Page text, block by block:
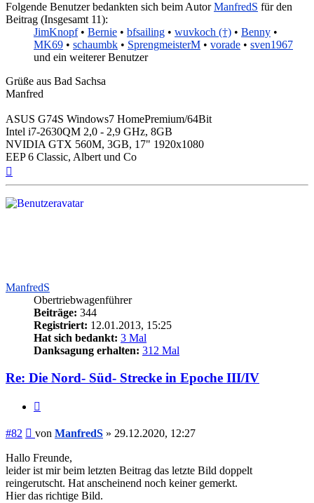
Folgende Benutzer bedankten sich beim AutorManfredS für den
Beitrag (Insgesamt 11):
JimKnopf• Bernie • bfsailing • wuvkoch (†) • Benny •
MK69 • schaumbk • SprengmeisterM • vorade • sven1967
und ein weiterer Benutzer
Grüße aus Bad Sachsa
Manfred
ASUS G74S Windows7 HomePremium/64Bit
Intel i7-2630QM 2,0 - 2,9 GHz, 8GB
NVIDIA GTX 560M, 3GB, 17" 1920x1080
EEP 6 Classic, Albert und Co
ManfredS
Obertriebwagenführer
Beiträge: 344
Registriert: 12.01.2013, 15:25
Hat sich bedankt: 3 Mal
Danksagung erhalten: 312 Mal
Re: Die Nord- Süd- Strecke in Epoche III/IV
#82 Beitrag
von ManfredS » 29.12.2020, 12:27
Hallo Freunde,
leider ist mir beim letzten Beitrag das letzte Bild doppelt
reingerutscht. Hat anscheinend noch keiner gemerkt.
Hier das richtige Bild.